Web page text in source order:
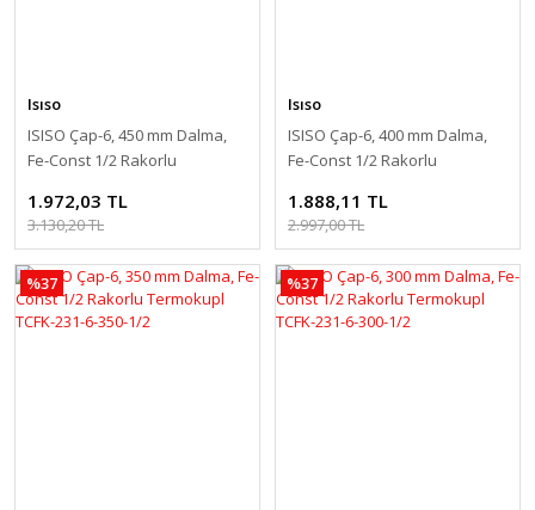
Isıso
ISISO Çap-6, 450 mm Dalma,
Fe-Const 1/2 Rakorlu
1.972,03 TL
3.130,20 TL
Isıso
ISISO Çap-6, 400 mm Dalma,
Fe-Const 1/2 Rakorlu
1.888,11 TL
2.997,00 TL
%37 %37